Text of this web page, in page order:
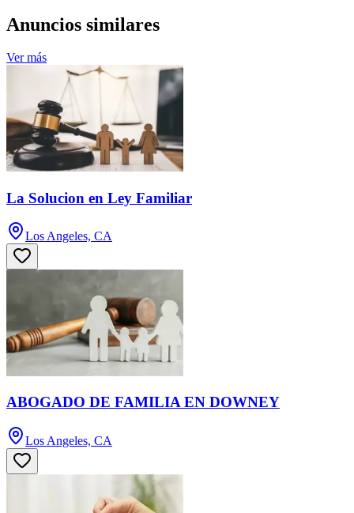
Anuncios similares
Ver más
La Solucion en Ley Familiar
Los Angeles, CA
ABOGADO DE FAMILIA EN DOWNEY
Los Angeles, CA